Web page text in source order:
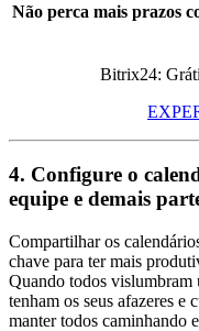
Não perca mais prazos
Bitrix24:
4. Configure o
equipe e demais
Compartilhar os
chave para ter mais
Quando todos vislumbram
tenham os seus afazeres e
manter todos caminhando